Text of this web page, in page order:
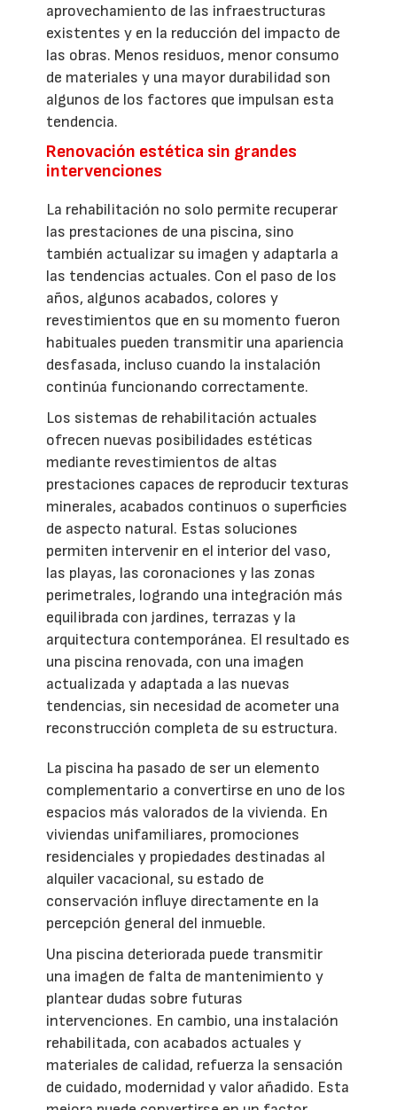
aprovechamiento de las infraestructuras
existentes y en la reducción del impacto de
las obras. Menos residuos, menor consumo
de materiales y una mayor durabilidad son
algunos de los factores que impulsan esta
tendencia.
Renovación estética sin grandes
intervenciones
La rehabilitación no solo permite recuperar
las prestaciones de una piscina, sino
también actualizar su imagen y adaptarla a
las tendencias actuales. Con el paso de los
años, algunos acabados, colores y
revestimientos que en su momento fueron
habituales pueden transmitir una apariencia
desfasada, incluso cuando la instalación
continúa funcionando correctamente.
Los sistemas de rehabilitación actuales
ofrecen nuevas posibilidades estéticas
mediante revestimientos de altas
prestaciones capaces de reproducir texturas
minerales, acabados continuos o superficies
de aspecto natural. Estas soluciones
permiten intervenir en el interior del vaso,
las playas, las coronaciones y las zonas
perimetrales, logrando una integración más
equilibrada con jardines, terrazas y la
arquitectura contemporánea. El resultado es
una piscina renovada, con una imagen
actualizada y adaptada a las nuevas
tendencias, sin necesidad de acometer una
reconstrucción completa de su estructura.
La piscina ha pasado de ser un elemento
complementario a convertirse en uno de los
espacios más valorados de la vivienda. En
viviendas unifamiliares, promociones
residenciales y propiedades destinadas al
alquiler vacacional, su estado de
conservación influye directamente en la
percepción general del inmueble.
Una piscina deteriorada puede transmitir
una imagen de falta de mantenimiento y
plantear dudas sobre futuras
intervenciones. En cambio, una instalación
rehabilitada, con acabados actuales y
materiales de calidad, refuerza la sensación
de cuidado, modernidad y valor añadido. Esta